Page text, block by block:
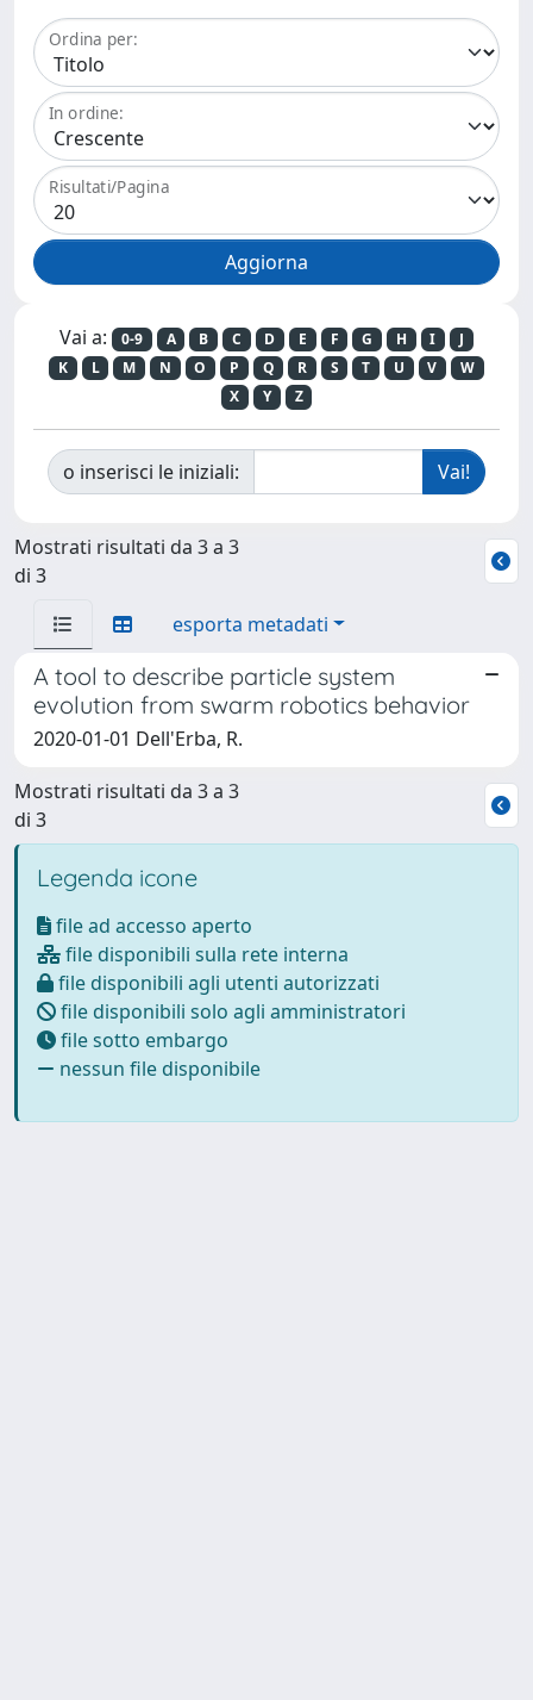
Ordina per:
In ordine:
Risultati/Pagina
Vai a: 0-9 A B C D E F G H I
J
K
L M N O P Q R S T U V
W
X
Y Z
o inserisci le iniziali:
Mostrati risultati da 3 a 3
di 3
esporta metadati
A tool to describe particle system
evolution from swarm robotics behavior
2020-01-01 Dell'Erba, R.
Mostrati risultati da 3 a 3
di 3
Legenda icone
file ad accesso aperto
file disponibili sulla rete interna
file disponibili agli utenti autorizzati
file disponibili solo agli amministratori
file sotto embargo
nessun file disponibile